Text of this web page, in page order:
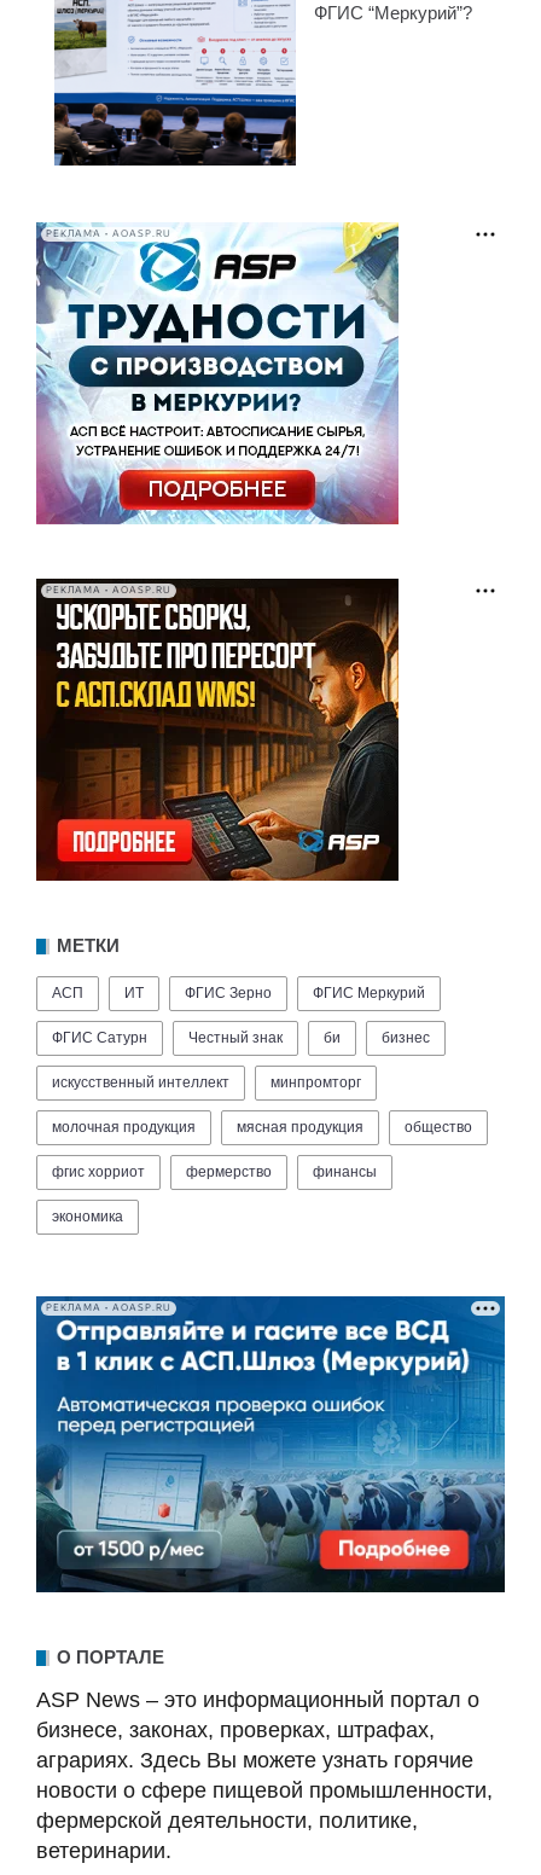
ФГИС “Меркурий”?
РЕКЛАМА • AOASP.RU
РЕКЛАМА • AOASP.RU
МЕТКИ
АСП ИТ ФГИС Зерно ФГИС Меркурий
ФГИС Сатурн Честный знак би бизнес
искусственный интеллект минпромторг
молочная продукция мясная продукция общество
фгис хорриот фермерство финансы
экономика
РЕКЛАМА • AOASP.RU
О ПОРТАЛЕ
ASP News – это информационный портал о
бизнесе, законах, проверках, штрафах,
аграриях. Здесь Вы можете узнать горячие
новости о сфере пищевой промышленности,
фермерской деятельности, политике,
ветеринарии.